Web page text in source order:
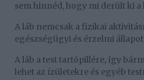
sem hinnéd, hogy mi derült ki
A láb nemcsak a fizikai
egészségügyi és érzelmi
A láb a test tartópillére, így
lehet az ízületekre és egyéb